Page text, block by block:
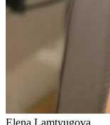
Elena Lamtyugova